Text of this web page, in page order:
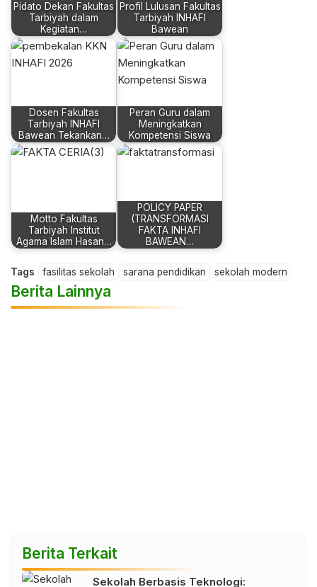
Pidato Dekan Fakultas
Tarbiyah dalam
Kegiatan…
Profil Lulusan Fakultas
Tarbiyah INHAFI
Bawean
Dosen Fakultas
Tarbiyah INHAFI
Bawean Tekankan…
Peran Guru dalam
Meningkatkan
Kompetensi Siswa
Motto Fakultas
Tarbiyah Institut
Agama Islam Hasan…
POLICY PAPER
(TRANSFORMASI
FAKTA INHAFI
BAWEAN…
Tags fasilitas sekolah sarana pendidikan sekolah modern
Berita Lainnya
Berita Terkait
Sekolah Berbasis Teknologi: